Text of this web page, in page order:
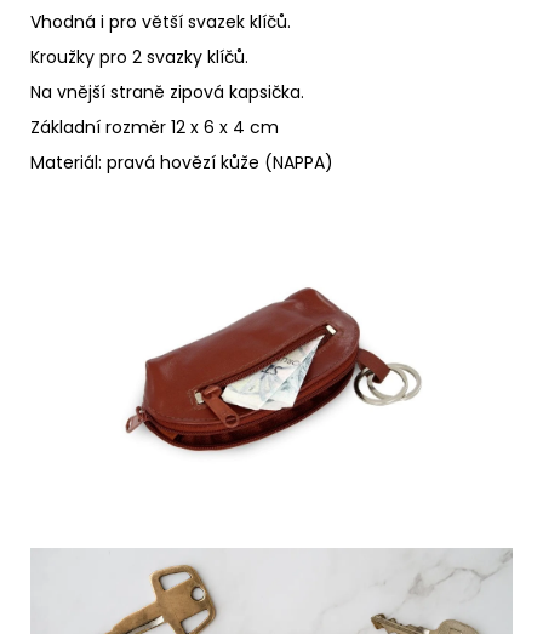
Vhodná i pro větší svazek klíčů.
Kroužky pro 2 svazky klíčů.
Na vnější straně zipová kapsička.
Základní rozměr 12 x 6 x 4 cm
Materiál: pravá hovězí kůže (NAPPA)